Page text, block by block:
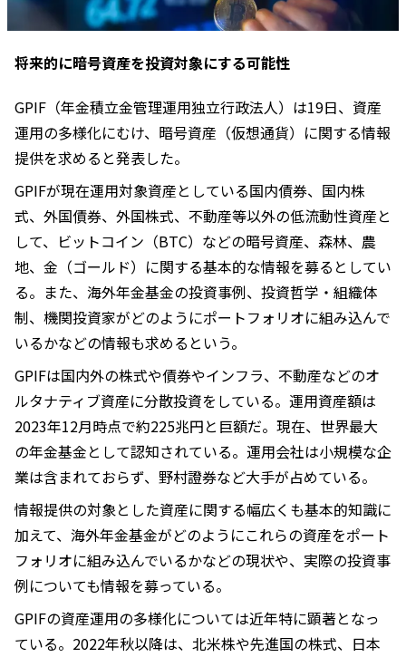
将来的に暗号資産を投資対象にする可能性
GPIF（年金積立金管理運用独立行政法人）は19日、資産
運用の多様化にむけ、暗号資産（仮想通貨）に関する情報
提供を求めると発表した。
GPIFが現在運用対象資産としている国内債券、国内株
式、外国債券、外国株式、不動産等以外の低流動性資産と
して、ビットコイン（BTC）などの暗号資産、森林、農
地、金（ゴールド）に関する基本的な情報を募るとしてい
る。また、海外年金基金の投資事例、投資哲学・組織体
制、機関投資家がどのようにポートフォリオに組み込んで
いるかなどの情報も求めるという。
GPIFは国内外の株式や債券やインフラ、不動産などのオ
ルタナティブ資産に分散投資をしている。運用資産額は
2023年12月時点で約225兆円と巨額だ。現在、世界最大
の年金基金として認知されている。運用会社は小規模な企
業は含まれておらず、野村證券など大手が占めている。
情報提供の対象とした資産に関する幅広くも基本的知識に
加えて、海外年金基金がどのようにこれらの資産をポート
フォリオに組み込んでいるかなどの現状や、実際の投資事
例についても情報を募っている。
GPIFの資産運用の多様化については近年特に顕著となっ
ている。2022年秋以降は、北米株や先進国の株式、日本